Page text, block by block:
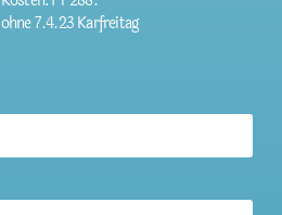
ohne 7.4.23 Karfreitag